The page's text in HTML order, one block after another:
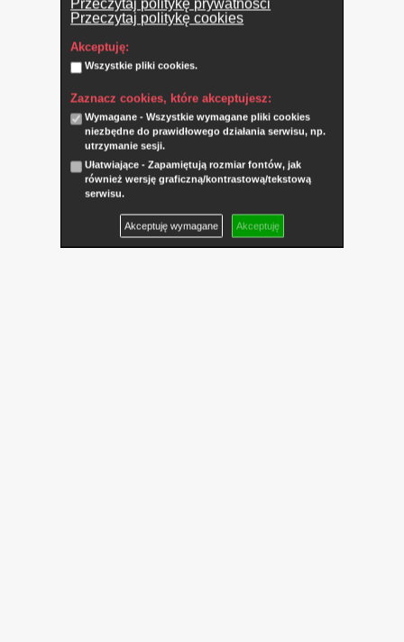
Przeczytaj politykę prywatności
Przeczytaj politykę cookies
Akceptuję:
Wszystkie pliki cookies.
Zaznacz cookies, które akceptujesz:
Wymagane - Wszystkie wymagane pliki cookies
niezbędne do prawidłowego działania serwisu, np.
utrzymanie sesji.
Ułatwiające - Zapamiętują rozmiar fontów, jak
również wersję graficzną/kontrastową/tekstową
serwisu.
Akceptuję wymagane Akceptuję